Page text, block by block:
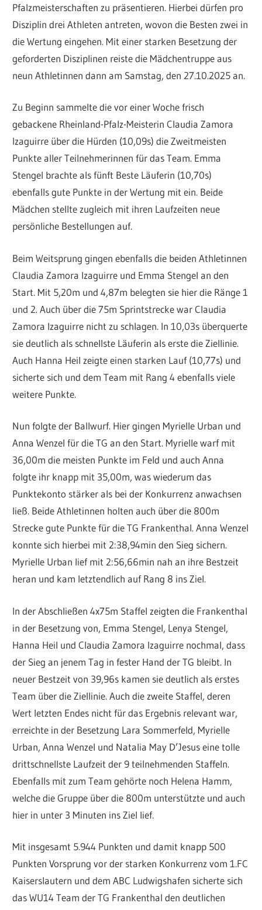
Pfalzmeisterschaften zu präsentieren. Hierbei dürfen pro
Disziplin drei Athleten antreten, wovon die Besten zwei in
die Wertung eingehen. Mit einer starken Besetzung der
geforderten Disziplinen reiste die Mädchentruppe aus
neun Athletinnen dann am Samstag, den 27.10.2025 an.
Zu Beginn sammelte die vor einer Woche frisch
gebackene Rheinland-Pfalz-Meisterin Claudia Zamora
Izaguirre über die Hürden (10,09s) die Zweitmeisten
Punkte aller Teilnehmerinnen für das Team. Emma
Stengel brachte als fünft Beste Läuferin (10,70s)
ebenfalls gute Punkte in der Wertung mit ein. Beide
Mädchen stellte zugleich mit ihren Laufzeiten neue
persönliche Bestellungen auf.
Beim Weitsprung gingen ebenfalls die beiden Athletinnen
Claudia Zamora Izaguirre und Emma Stengel an den
Start. Mit 5,20m und 4,87m belegten sie hier die Ränge 1
und 2. Auch über die 75m Sprintstrecke war Claudia
Zamora Izaguirre nicht zu schlagen. In 10,03s überquerte
sie deutlich als schnellste Läuferin als erste die Ziellinie.
Auch Hanna Heil zeigte einen starken Lauf (10,77s) und
sicherte sich und dem Team mit Rang 4 ebenfalls viele
weitere Punkte.
Nun folgte der Ballwurf. Hier gingen Myrielle Urban und
Anna Wenzel für die TG an den Start. Myrielle warf mit
36,00m die meisten Punkte im Feld und auch Anna
folgte ihr knapp mit 35,00m, was wiederum das
Punktekonto stärker als bei der Konkurrenz anwachsen
ließ. Beide Athletinnen holten auch über die 800m
Strecke gute Punkte für die TG Frankenthal. Anna Wenzel
konnte sich hierbei mit 2:38,94min den Sieg sichern.
Myrielle Urban lief mit 2:56,66min nah an ihre Bestzeit
heran und kam letztendlich auf Rang 8 ins Ziel.
In der Abschließen 4x75m Staffel zeigten die Frankenthal
in der Besetzung von, Emma Stengel, Lenya Stengel,
Hanna Heil und Claudia Zamora Izaguirre nochmal, dass
der Sieg an jenem Tag in fester Hand der TG bleibt. In
neuer Bestzeit von 39,96s kamen sie deutlich als erstes
Team über die Ziellinie. Auch die zweite Staffel, deren
Wert letzten Endes nicht für das Ergebnis relevant war,
erreichte in der Besetzung Lara Sommerfeld, Myrielle
Urban, Anna Wenzel und Natalia May D’Jesus eine tolle
drittschnellste Laufzeit der 9 teilnehmenden Staffeln.
Ebenfalls mit zum Team gehörte noch Helena Hamm,
welche die Gruppe über die 800m unterstützte und auch
hier in unter 3 Minuten ins Ziel lief.
Mit insgesamt 5.944 Punkten und damit knapp 500
Punkten Vorsprung vor der starken Konkurrenz vom 1.FC
Kaiserslautern und dem ABC Ludwigshafen sicherte sich
das WU14 Team der TG Frankenthal den deutlichen